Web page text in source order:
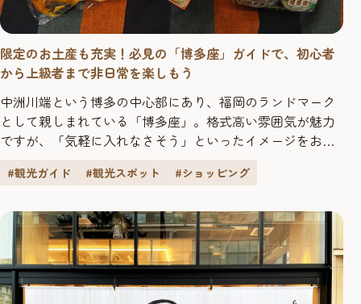
限定のお土産も充実！必見の「博多座」ガイドで、初心者
から上級者まで非日常を楽しもう
中洲川端という博多の中心部にあり、福岡のランドマーク
として親しまれている「博多座」。格式高い雰囲気が魅力
ですが、「気軽に入れなさそう」といったイメージをお持
「博多座」ガイドをご紹介します。 ■そもそも、博多座っ
台装置が最新機材に入れ替わり、絨毯や客席なども改修さ
れ、リニュー...
#観光ガイド #観光スポット #ショッピング